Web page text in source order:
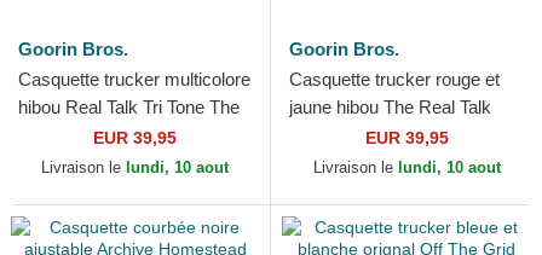
Goorin Bros.
Casquette trucker multicolore
hibou Real Talk Tri Tone The
Farm Goorin Bros.
EUR 39,95
Livraison le lundi, 10 aout
Goorin Bros.
Casquette trucker rouge et
jaune hibou The Real Talk
Sport The Farm Goorin Bros.
EUR 39,95
Livraison le lundi, 10 aout